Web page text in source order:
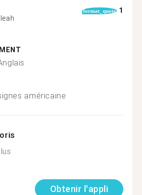
format_quote 1
américaine
Obtenir l'appli